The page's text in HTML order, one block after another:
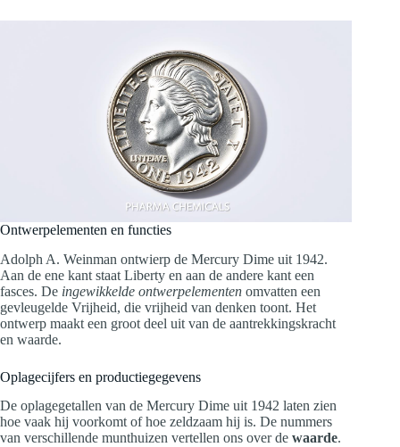
Ontwerpelementen en functies
Adolph A. Weinman ontwierp de Mercury Dime uit 1942.
Aan de ene kant staat Liberty en aan de andere kant een
fasces. De ingewikkelde ontwerpelementen omvatten een
gevleugelde Vrijheid, die vrijheid van denken toont. Het
ontwerp maakt een groot deel uit van de aantrekkingskracht
en waarde.
Oplagecijfers en productiegegevens
De oplagegetallen van de Mercury Dime uit 1942 laten zien
hoe vaak hij voorkomt of hoe zeldzaam hij is. De nummers
van verschillende munthuizen vertellen ons over de waarde.